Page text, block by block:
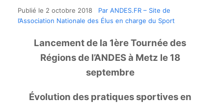
Publié le 2 octobre 2018 Par ANDES.FR – Site de
l’Association Nationale des Élus en charge du Sport
Lancement de la 1ère Tournée des
Régions de l’ANDES à Metz le 18
septembre
Évolution des pratiques sportives en